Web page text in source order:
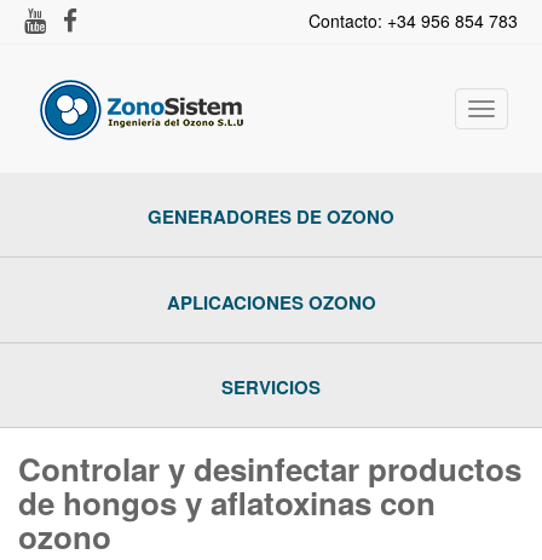
Contacto: +34 956 854 783
Activar
GENERADORES DE OZONO
APLICACIONES OZONO
SERVICIOS
Controlar y desinfectar productos
de hongos y aflatoxinas con
ozono